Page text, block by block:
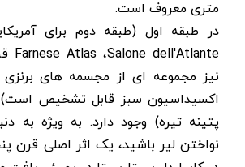
متری معروف است.
در طبقه اول (طبقه دوم برای
Salone dell'Atlante، Farnese Atlas
نیز مجموعه ای از مجسمه های برنزی
اکسیداسیون سبز قابل تشخیص است) و
پتینه تیره) وجود دارد. به ویژه به
نواختن لیر باشید، یک اثر اصلی قرن